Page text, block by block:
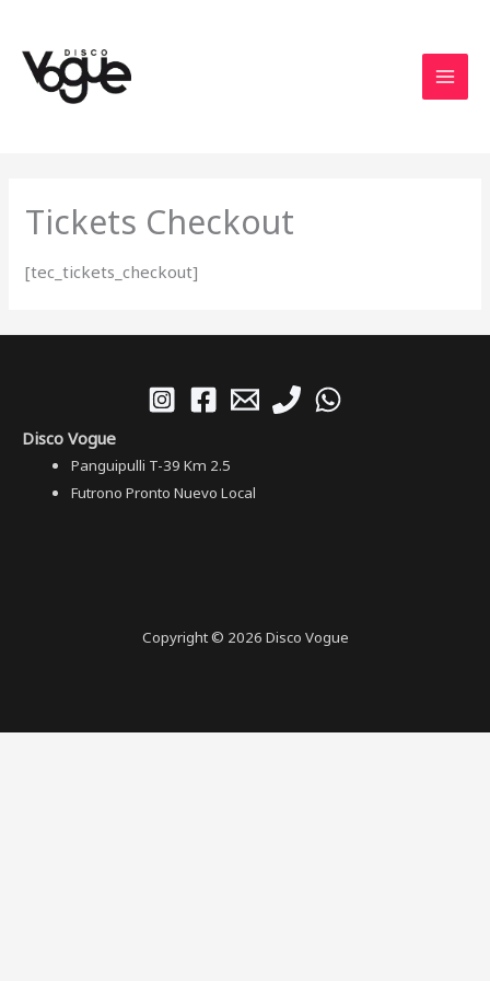
contenido
Tickets Checkout
[tec_tickets_checkout]
Disco Vogue
Panguipulli T-39 Km 2.5
Futrono Pronto Nuevo Local
Copyright © 2026 Disco Vogue